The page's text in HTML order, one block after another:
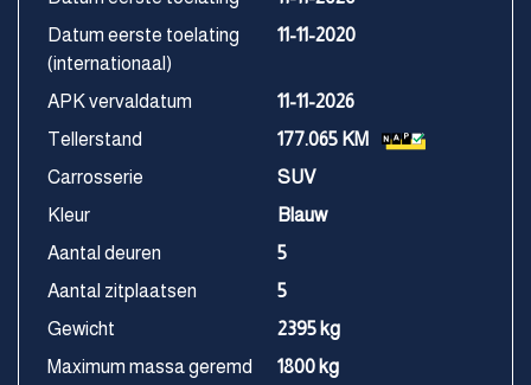
Datum eerste toelating
(internationaal)
11-11-2020
APK vervaldatum
11-11-2026
Tellerstand
177.065 KM
Carrosserie
SUV
Kleur
Blauw
Aantal deuren
5
Aantal zitplaatsen
5
Gewicht
2395 kg
Maximum massa geremd
1800 kg